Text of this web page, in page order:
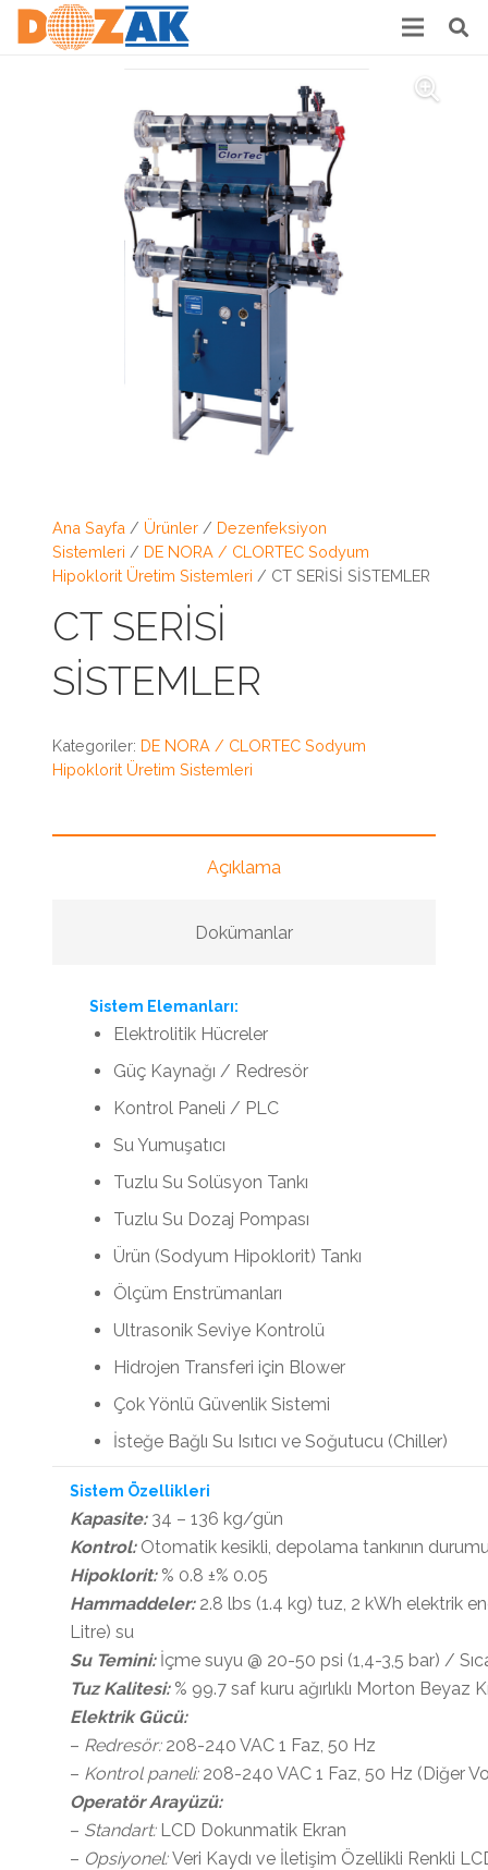
Ana Sayfa / Ürünler / Dezenfeksiyon
Sistemleri / DE NORA / CLORTEC Sodyum
Hipoklorit Üretim Sistemleri / CT SERİSİ SİSTEMLER
CT SERİSİ
SİSTEMLER
Kategoriler: DE NORA / CLORTEC Sodyum
Hipoklorit Üretim Sistemleri
Açıklama
Dokümanlar
Sistem Elemanları:
Elektrolitik Hücreler
Güç Kaynağı / Redresör
Kontrol Paneli / PLC
Su Yumuşatıcı
Tuzlu Su Solüsyon Tankı
Tuzlu Su Dozaj Pompası
Ürün (Sodyum Hipoklorit) Tankı
Ölçüm Enstrümanları
Ultrasonik Seviye Kontrolü
Hidrojen Transferi için Blower
Çok Yönlü Güvenlik Sistemi
İsteğe Bağlı Su Isıtıcı ve Soğutucu (Chiller)
Sistem Özellikleri
Kapasite: 34 – 136 kg/gün
Kontrol: Otomatik kesikli, depolama tankının
Hipoklorit: % 0.8 ±% 0.05
Hammaddeler:2.8 lbs (1.4 kg) tuz, 2 kWh elektrik
Litre) su
Su Temini: İçme suyu @ 20-50 psi (1,4-3,5 bar) /
Tuz Kalitesi: % 99.7 saf kuru ağırlıklı Morton Beyaz
Elektrik Gücü:
– Redresör:208-240 VAC 1 Faz, 50 Hz
– Kontrol paneli:208-240 VAC 1 Faz, 50 Hz (Diğer
Operatör Arayüzü:
– Standart:LCD Dokunmatik Ekran
– Opsiyonel:Veri Kaydı ve İletişim Özellikli Renkli